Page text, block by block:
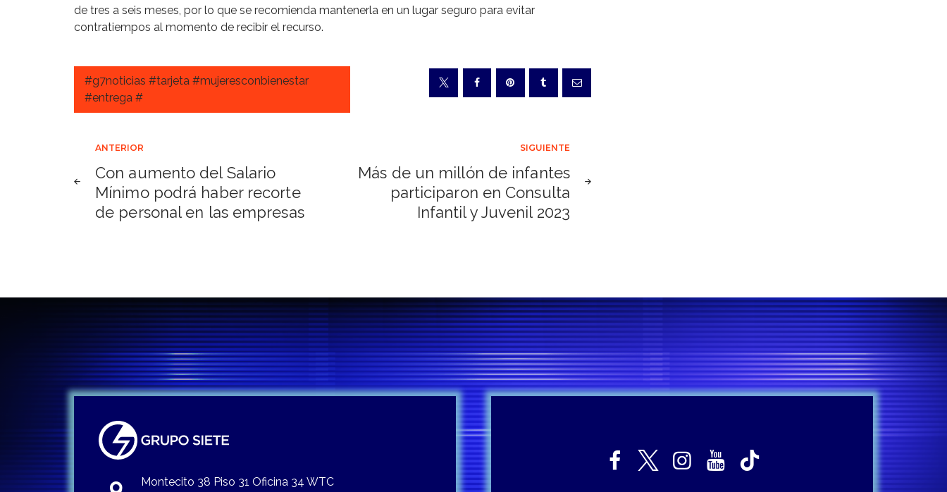
de tres a seis meses, por lo que se recomienda mantenerla en un lugar seguro para evitar
contratiempos al momento de recibir el recurso.
#g7noticias #tarjeta #mujeresconbienestar
#entrega #
Navegación
de
entradas
ANTERIOR
Con aumento del Salario
Mínimo podrá haber recorte
de personal en las empresas
SIGUIENTE
Más de un millón de infantes
participaron en Consulta
Infantil y Juvenil 2023
Montecito 38 Piso 31 Oficina 34 WTC